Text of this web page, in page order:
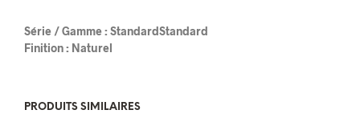
Série / Gamme : StandardStandard
Finition : Naturel
PRODUITS SIMILAIRES